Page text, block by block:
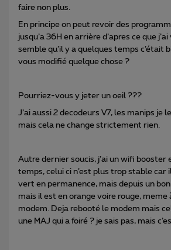
faire non plus.
En principe on peut revoir des
jusqu’a 36H en arrière d’apres ce que
semble qu’il y a quelques temps c’était
vous modifié quelque chose ?
Pourriez-vous y jeter un oeil ???
J’ai aussi 2 decodeurs V7, les manips je
mais cela ne change strictement rien.
Autre dernier soucis, j’ai un wifi booster
temps, celui ci n’est plus trop stable car
vert en permanence, mais depuis un bon
mais il est en orange voire rouge, meme
modem. Deja rebooté le modem mais
une MAJ qui a foiré ? je sais pas, mais